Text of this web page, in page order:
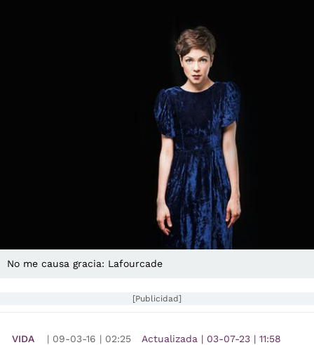
No me causa gracia: Lafourcade
[Publicidad]
VIDA
| 09-03-16 | 02:25
Actualizada | 03-07-23 | 11:58